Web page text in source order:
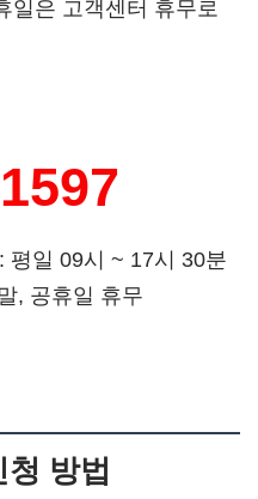
일은 고객센터 휴무로
평일 09시 ~ 17시 30분
, 공휴일 휴무
방법